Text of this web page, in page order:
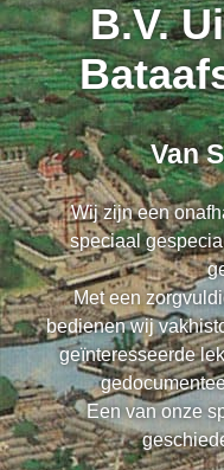
B.V.
Van
Wij zijn een
speciaal
Met een
bedienen wij
geïnteresseerde
Een van onze